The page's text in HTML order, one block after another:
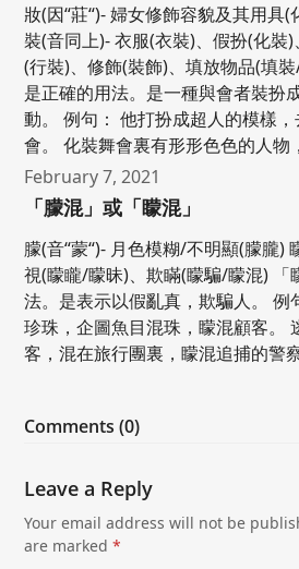
妝(因“莊“)- 婦女修飾容貌及其用具
裝(音同上)- 衣服(衣裝)、假扮(化裝
(行裝)、修飾(裝飾)、填放物品(填裝
是正確的用法。是一種與會者裝扮
動。 例句： 他打扮成超人的模樣
會。 化裝舞會裏有形形色色的人物
February 7, 2021
「朦混」或「矇混」
朦(音“蒙“)- 月色模糊/不明顯(朦朧)
視(矇矓/矇昧)、欺瞞(矇騙/矇混) 「
法。是表示以假亂真，欺騙人。 例
珍珠，企圖魚目混珠，矇混顧客。
客，混在旅行團裏，矇混追捕的警察
Comments (0)
Leave a Reply
Your email address will not be
are marked*